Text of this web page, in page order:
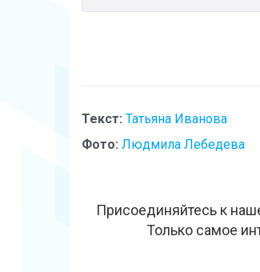
Текст: Татьяна Иванова
Фото: Людмила Лебедева
Присоединяйтесь к
Только самое